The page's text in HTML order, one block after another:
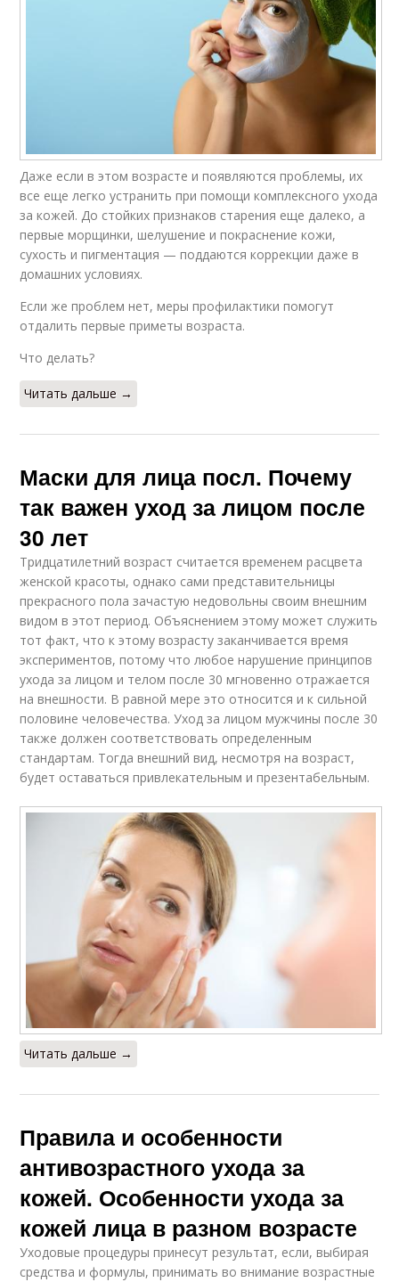
Даже если в этом возрасте и появляются проблемы, их
все еще легко устранить при помощи комплексного ухода
за кожей. До стойких признаков старения еще далеко, а
первые морщинки, шелушение и покраснение кожи,
сухость и пигментация — поддаются коррекции даже в
домашних условиях.
Если же проблем нет, меры профилактики помогут
отдалить первые приметы возраста.
Что делать?
Читать дальше →
Маски для лица посл. Почему
так важен уход за лицом после
30 лет
Тридцатилетний возраст считается временем расцвета
женской красоты, однако сами представительницы
прекрасного пола зачастую недовольны своим внешним
видом в этот период. Объяснением этому может служить
тот факт, что к этому возрасту заканчивается время
экспериментов, потому что любое нарушение принципов
ухода за лицом и телом после 30 мгновенно отражается
на внешности. В равной мере это относится и к сильной
половине человечества. Уход за лицом мужчины после 30
также должен соответствовать определенным
стандартам. Тогда внешний вид, несмотря на возраст,
будет оставаться привлекательным и презентабельным.
Читать дальше →
Правила и особенности
антивозрастного ухода за
кожей. Особенности ухода за
кожей лица в разном возрасте
Уходовые процедуры принесут результат, если, выбирая
средства и формулы, принимать во внимание возрастные